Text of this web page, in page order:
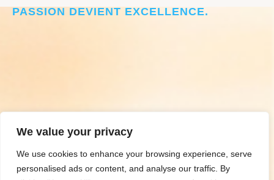
We value your privacy
We use cookies to enhance your browsing experience, serve
personalised ads or content, and analyse our traffic. By
PASSION DEVIENT EXCELLENCE.